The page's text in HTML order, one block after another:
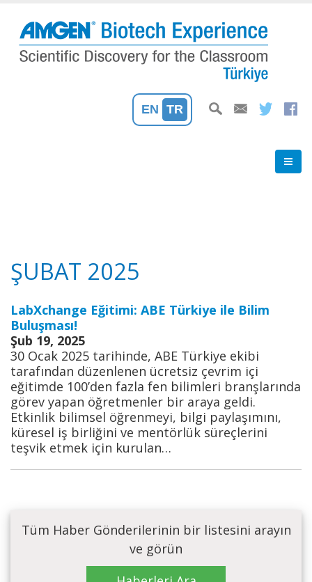
içeriğe
atla
EN TR
ŞUBAT 2025
LabXchange Eğitimi: ABE Türkiye ile Bilim
Buluşması!
Şub 19, 2025
30 Ocak 2025 tarihinde, ABE Türkiye ekibi
tarafından düzenlenen ücretsiz çevrim içi
eğitimde 100’den fazla fen bilimleri branşlarında
görev yapan öğretmenler bir araya geldi.
Etkinlik bilimsel öğrenmeyi, bilgi paylaşımını,
küresel iş birliğini ve mentörlük süreçlerini
teşvik etmek için kurulan…
Tüm Haber Gönderilerinin bir listesini arayın
ve görün